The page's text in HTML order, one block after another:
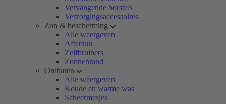
Vervangende borstels
Verzorgingsaccessoires
Zon & bescherming
Alle weergeven
Aftersun
Zelfbruiners
Zonnebrand
Ontharen
Alle weergeven
Koude en warme was
Scheermesjes